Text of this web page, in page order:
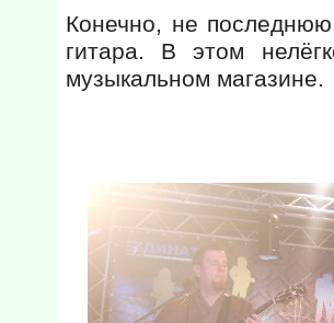
Конечно, не
гитара. В этом
музыкальном магазине.